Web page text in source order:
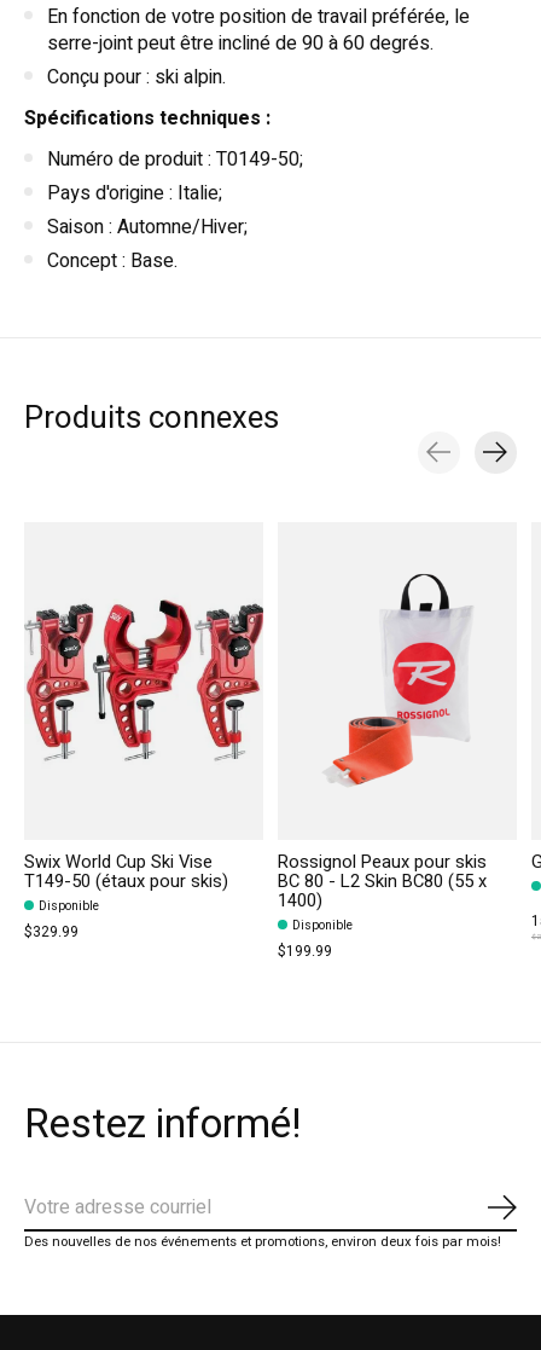
En fonction de votre position de travail préférée, le
serre-joint peut être incliné de 90 à 60 degrés.
Conçu pour : ski alpin.
Spécifications techniques :
Numéro de produit : T0149-50;
Pays d'origine : Italie;
Saison : Automne/Hiver;
Concept : Base.
Produits connexes
Swix World Cup Ski Vise
T149-50 (étaux pour skis)
Disponible
$329.99
Rossignol Peaux pour skis
BC 80 - L2 Skin BC80 (55 x
1400)
Disponible
$199.99
Restez informé!
Des nouvelles de nos événements et promotions, environ deux fois par mois!